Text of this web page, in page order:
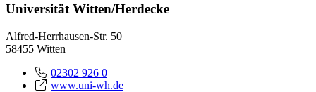
Universität Witten/Herdecke
Alfred-Herrhausen-Str. 50
58455 Witten
02302 926 0
www.uni-wh.de